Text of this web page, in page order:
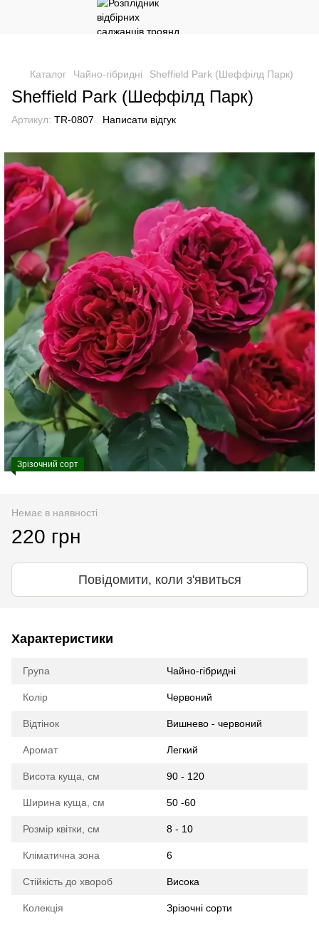
Каталог Чайно-гібридні Sheffield Park (Шеффілд Парк)
Sheffield Park (Шеффілд Парк)
Артикул: TR-0807 Написати відгук
Зрізочний сорт
Немає в наявності
220 грн
Повідомити, коли з'явиться
Характеристики
Група Чайно-гібридні
Колір Червоний
Відтінок Вишнево - червоний
Аромат Легкий
Висота куща, см 90 - 120
Ширина куща, см 50 -60
Розмір квітки, см 8 - 10
Кліматична зона 6
Стійкість до хвороб Висока
Колекція Зрізочні сорти